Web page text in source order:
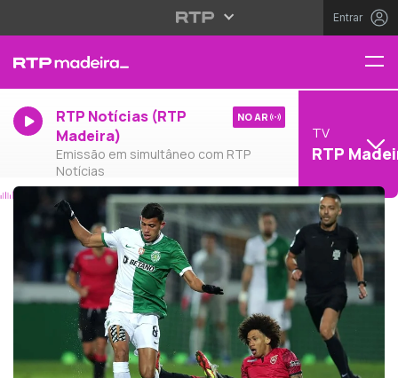
Entrar
RTP Notícias (RTP
Madeira)
Emissão em simultâneo com RTP
Notícias
NO AR
TV
RTP